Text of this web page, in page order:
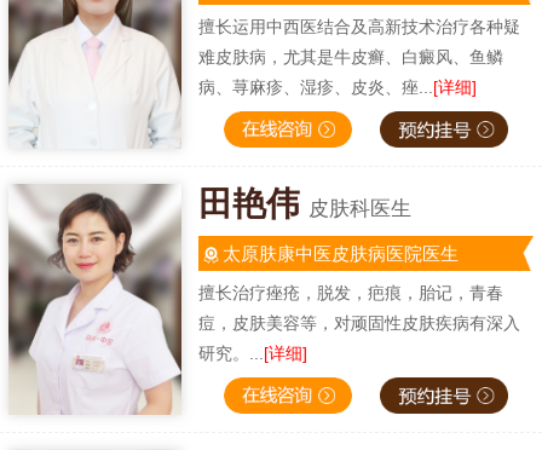
擅长运用中西医结合及高新技术治疗各种疑
难皮肤病，尤其是牛皮癣、白癜风、鱼鳞
病、荨麻疹、湿疹、皮炎、痤... [详细]
田艳伟 皮肤科医生
太原肤康中医皮肤病医院医生
擅长治疗痤疮，脱发，疤痕，胎记，青春
痘，皮肤美容等，对顽固性皮肤疾病有深入
研究。... [详细]